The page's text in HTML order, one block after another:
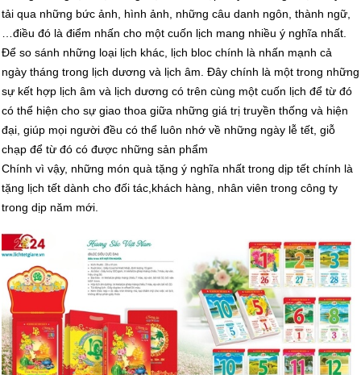
tải qua những bức ảnh, hình ảnh, những câu danh ngôn, thành ngữ,
…điều đó là điểm nhấn cho một cuốn lịch mang nhiều ý nghĩa nhất.
Để so sánh những loại lịch khác, lịch bloc chính là nhấn mạnh cả
ngày tháng trong lịch dương và lịch âm. Đây chính là một trong những
sự kết hợp lịch âm và lịch dương có trên cùng một cuốn lịch để từ đó
có thể hiện cho sự giao thoa giữa những giá trị truyền thống và hiện
đại, giúp mọi người đều có thể luôn nhớ về những ngày lễ tết, giỗ
chạp để từ đó có được những sản phẩm
Chính vì vậy, những món quà tặng ý nghĩa nhất trong dịp tết chính là
tặng lịch tết dành cho đối tác,khách hàng, nhân viên trong công ty
trong dịp năm mới.